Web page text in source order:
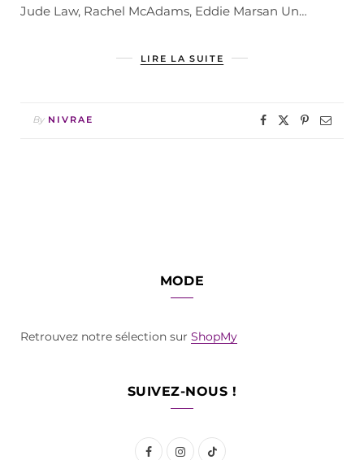
Jude Law, Rachel McAdams, Eddie Marsan Un…
LIRE LA SUITE
By NIVRAE
MODE
Retrouvez notre sélection sur ShopMy
SUIVEZ-NOUS !
F
I
T